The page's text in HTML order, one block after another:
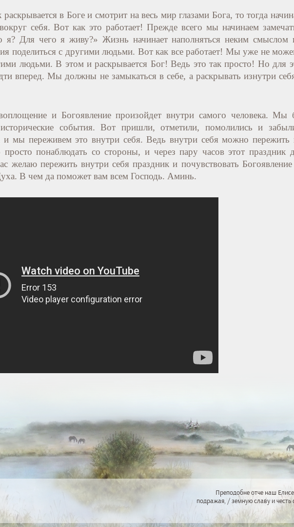
в Боге и смотрит на весь мир глазами Бога, то тогда
вокруг себя. Вот как это работает! Прежде всего мы начинаем
я? Для чего я живу?» Жизнь начинает наполняться неким смыслом
поделиться с другими людьми. Вот как все работает! Мы уже не
людьми. В этом и раскрывается Бог! Ведь это так просто! Но для
вперед. Мы должны не замыкаться в себе, а раскрывать изнутри
и Богоявление произойдет внутри самого человека. Мы
события. Вот пришли, отметили, помолились и
и мы переживем это внутри себя. Ведь внутри себя можно
понаблюдать со стороны, и через пару часов этот праздник
желаю пережить внутри себя праздник и почувствовать
В чем да поможет вам всем Господь. Аминь.
Преподобне отче наш
подражая, / земную славу и